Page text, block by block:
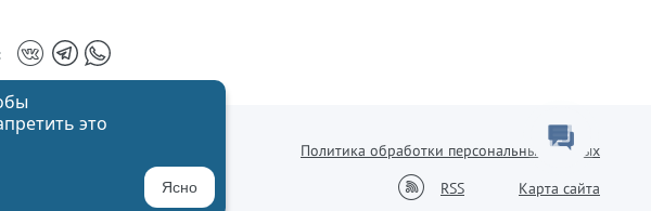
Политика обработки персональных данных
8-383-310-38-76 RSS Карта сайта
это
Ясно